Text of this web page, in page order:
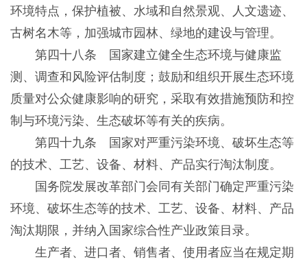
环境特点，保护植被、水域和自然景观、人文遗迹、
古树名木等，加强城市园林、绿地的建设与管理。
第四十八条 国家建立健全生态环境与健康监
测、调查和风险评估制度；鼓励和组织开展生态环境
质量对公众健康影响的研究，采取有效措施预防和控
制与环境污染、生态破坏等有关的疾病。
第四十九条 国家对严重污染环境、破坏生态等
的技术、工艺、设备、材料、产品实行淘汰制度。
国务院发展改革部门会同有关部门确定严重污染
环境、破坏生态等的技术、工艺、设备、材料、产品
淘汰期限，并纳入国家综合性产业政策目录。
生产者、进口者、销售者、使用者应当在规定期